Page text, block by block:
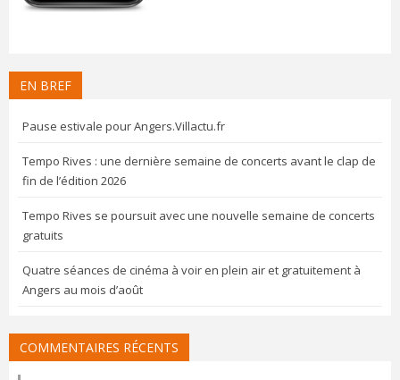
EN BREF
Pause estivale pour Angers.Villactu.fr
Tempo Rives : une dernière semaine de concerts avant le clap de
fin de l’édition 2026
Tempo Rives se poursuit avec une nouvelle semaine de concerts
gratuits
Quatre séances de cinéma à voir en plein air et gratuitement à
Angers au mois d’août
COMMENTAIRES RÉCENTS